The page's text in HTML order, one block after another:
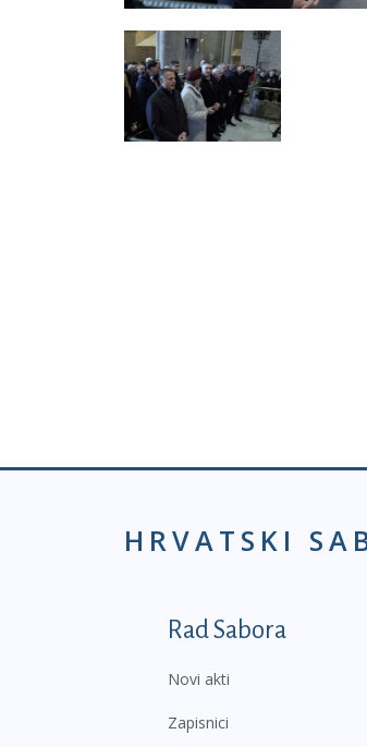
HRVATSKI
Podnožje
Rad Sabora
Novi akti
Zapisnici